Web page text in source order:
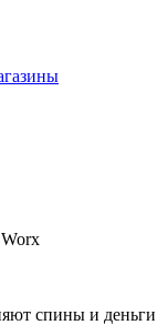
спины и деньги